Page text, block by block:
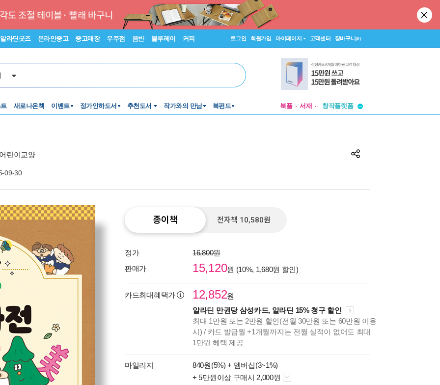
알라딘굿즈 온라인중고 중고매장 우주점 음반 블루레이 커피 로그인 회원가입 마이페이지 고객센터 장바구니(0)
새로나온책 이벤트 정가인하도서 추천도서 작가와의 만남 북펀드 북플 서재
창작플랫폼
린이교양
09-30
종이책 전자책 10,580원
정가
16,800원
판매가
15,120원 (10%, 1,680원 할인)
카드최대혜택가 12,852원
알라딘 만권당 삼성카드, 알라딘 15% 청구 할인
최대 1만원 또는 2만원 할인(전월 30만원 또는 60만원 이용
시) / 카드 발급월 +1개월까지는 전월 실적이 없어도 최대
1만원 혜택 제공
마일리지 840원(5%) + 멤버십(3~1%)
+ 5만원이상 구매시 2,000원